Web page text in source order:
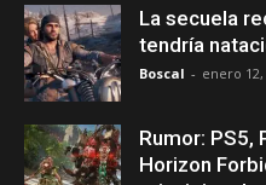
La secuela
tendría
Boscal - enero 12,
Rumor: PS5,
Horizon